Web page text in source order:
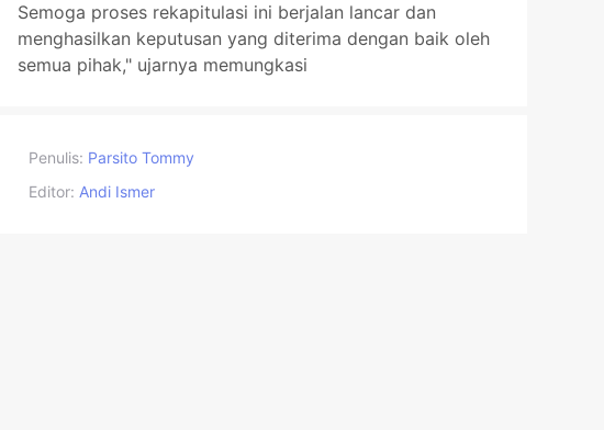
Semoga proses rekapitulasi ini berjalan lancar dan
menghasilkan keputusan yang diterima dengan baik oleh
semua pihak," ujarnya memungkasi
Penulis: Parsito Tommy
Editor: Andi Ismer